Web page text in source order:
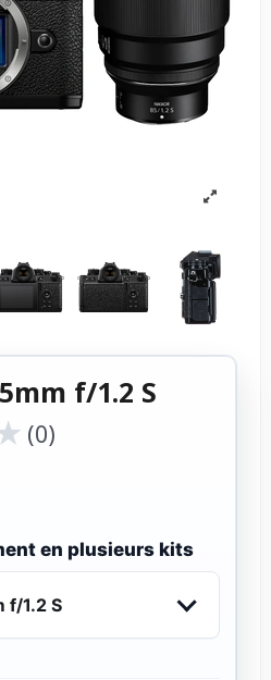
f/1.2 S
(0)
en plusieurs kits
f/1.2 S